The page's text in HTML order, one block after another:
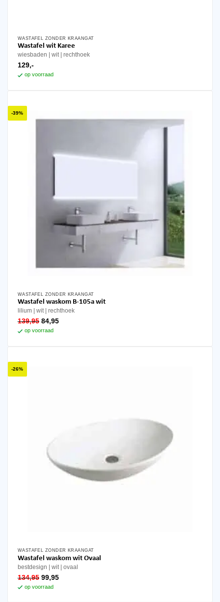
WASTAFEL ZONDER KRAANGAT
Wastafel wit Karee
wiesbaden wit rechthoek
129,-
op voorraad
-39%
WASTAFEL ZONDER KRAANGAT
Wastafel waskom B-105a wit
lilium wit rechthoek
139,95 oorspronkelijke
prijs
was:
84,95huidige
op voorraad
-26%
WASTAFEL ZONDER KRAANGAT
Wastafel waskom wit Ovaal
bestdesign wit ovaal
134,95 oorspronkelijke
prijs
was:
99,95huidige
op voorraad